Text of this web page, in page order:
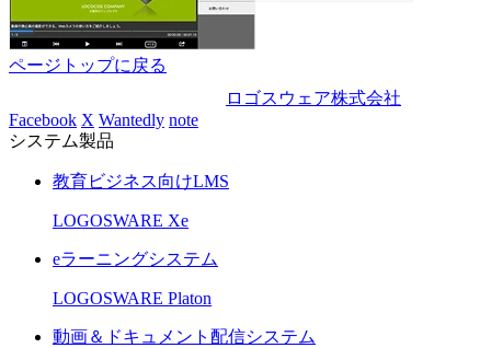
ページトップに戻る
ロゴスウェア株式会社
Facebook X Wantedly note
システム製品
教育ビジネス向けLMS
LOGOSWARE Xe
eラーニングシステム
LOGOSWARE Platon
動画＆ドキュメント配信システム